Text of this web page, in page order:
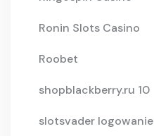
Ronin Slots Casino
Roobet
shopblackberry.ru 10
slotsvader logowanie